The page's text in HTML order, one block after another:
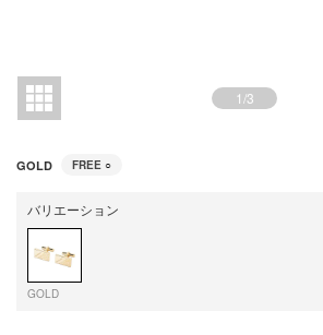
1/3
GOLD FREE ○
バリエーション
GOLD